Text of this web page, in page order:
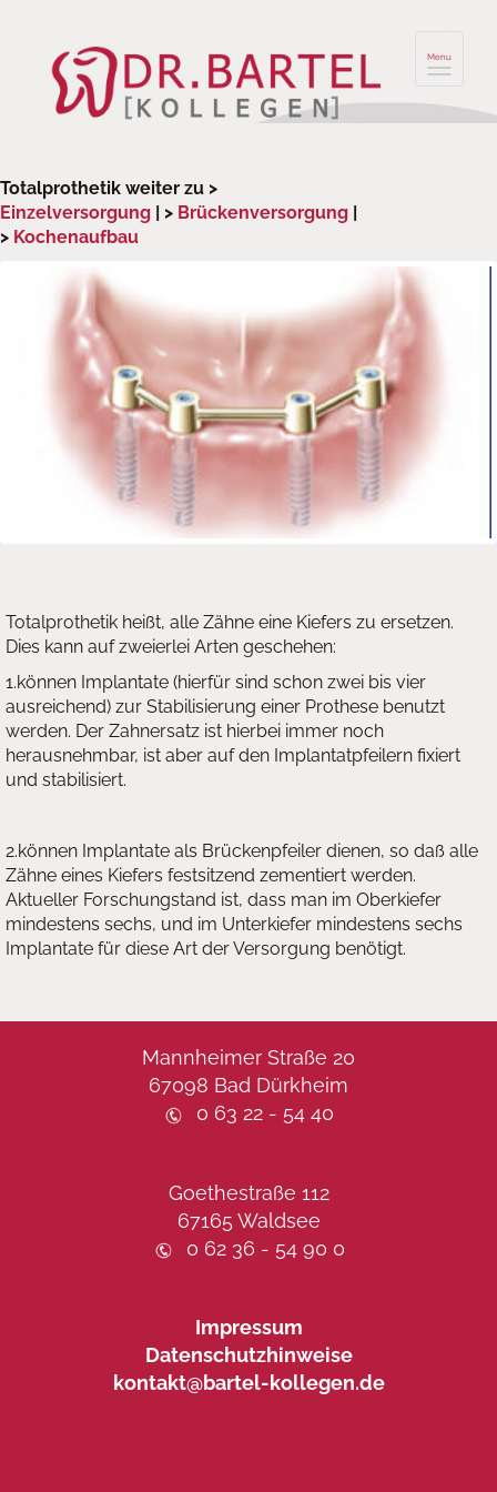
Menu
Totalprothetik weiter zu >
Einzelversorgung | > Brückenversorgung |
> Kochenaufbau
Totalprothetik heißt, alle Zähne eine Kiefers zu ersetzen.
Dies kann auf zweierlei Arten geschehen:
1.können Implantate (hierfür sind schon zwei bis vier
ausreichend) zur Stabilisierung einer Prothese benutzt
werden. Der Zahnersatz ist hierbei immer noch
herausnehmbar, ist aber auf den Implantatpfeilern fixiert
und stabilisiert.
2.können Implantate als Brückenpfeiler dienen, so daß alle
Zähne eines Kiefers festsitzend zementiert werden.
Aktueller Forschungstand ist, dass man im Oberkiefer
mindestens sechs, und im Unterkiefer mindestens sechs
Implantate für diese Art der Versorgung benötigt.
Mannheimer Straße 20
67098 Bad Dürkheim
0 63 22 - 54 40
Goethestraße 112
67165 Waldsee
0 62 36 - 54 90 0
Impressum
Datenschutzhinweise
kontakt@bartel-kollegen.de